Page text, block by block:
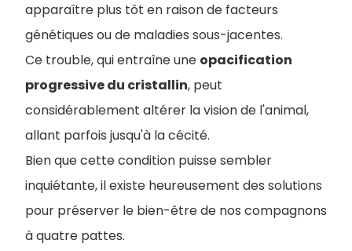
apparaître plus tôt en raison de facteurs
génétiques ou de maladies sous-jacentes.
Ce trouble, qui entraîne une opacification
progressive du cristallin, peut
considérablement altérer la vision de l'animal,
allant parfois jusqu'à la cécité.
Bien que cette condition puisse sembler
inquiétante, il existe heureusement des solutions
pour préserver le bien-être de nos compagnons
à quatre pattes.